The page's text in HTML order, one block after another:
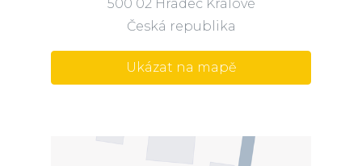
500 02 Hradec Králové
Česká republika
Ukázat na mapě